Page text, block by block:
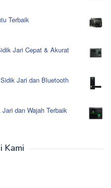
Terbaik
Jari Cepat & Akurat
Jari dan Bluetooth
dan Wajah Terbaik
Kami